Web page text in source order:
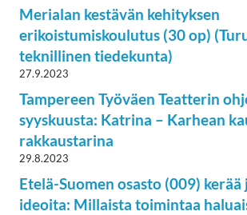
Merialan kestävän kehityksen
erikoistumiskoulutus (30 op)
teknillinen tiedekunta)
27.9.2023
Tampereen Työväen Teatterin
syyskuusta: Katrina – Karhean
rakkaustarina
29.8.2023
Etelä-Suomen osasto (009) kerää
ideoita: Millaista toimintaa